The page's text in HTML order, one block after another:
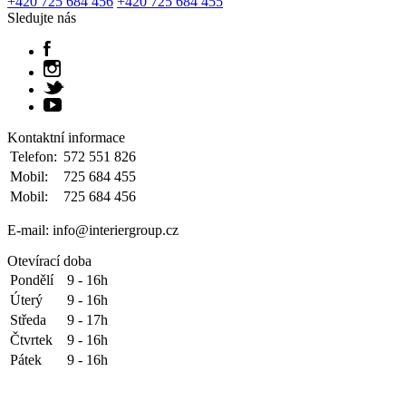
Sledujte nás
Kontaktní informace
Telefon: 572 551 826
Mobil:
725 684 455
Mobil:
725 684 456
E-mail: info@interiergroup.cz
Otevírací doba
Pondělí
9 - 16h
Úterý
9 - 16h
Středa
9 - 17h
Čtvrtek
9 - 16h
Pátek
9 - 16h